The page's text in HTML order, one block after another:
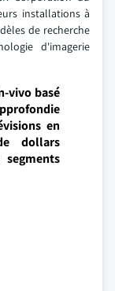
installations à
de recherche
d'imagerie
vivo basé
en
dollars